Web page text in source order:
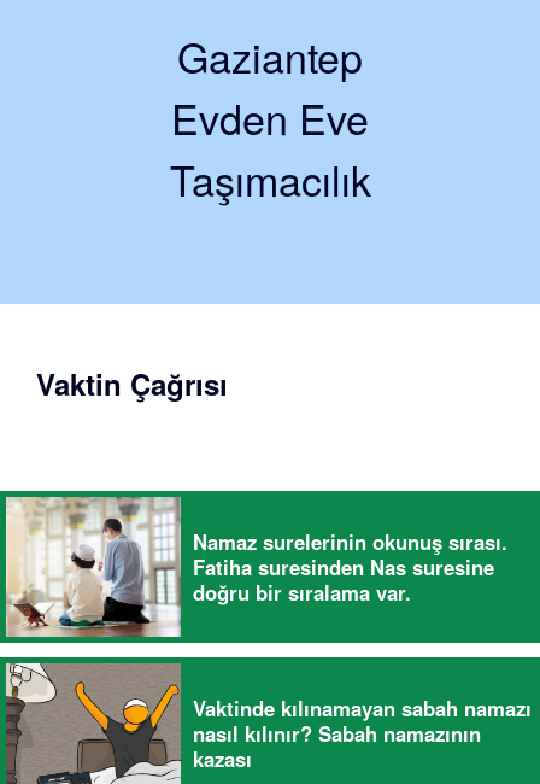
Gaziantep
Evden Eve
Taşımacılık
Vaktin Çağrısı
Namaz surelerinin okunuş sırası.
Fatiha suresinden Nas suresine
doğru bir sıralama var.
Vaktinde kılınamayan sabah namazı
nasıl kılınır? Sabah namazının
kazası